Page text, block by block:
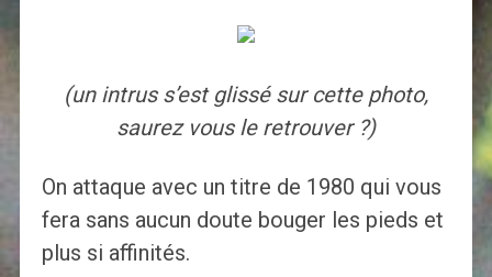
(un intrus s’est glissé sur cette photo,
saurez vous le retrouver ?)
On attaque avec un titre de 1980 qui vous
fera sans aucun doute bouger les pieds et
plus si affinités.